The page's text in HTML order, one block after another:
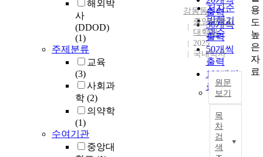
해외박
사
(DDOD)
(1)
주제분류
교육
(3)
사회과
학 (2)
의약학
(1)
수여기관
중앙대
저자순
발행기
관순
출력
30개씩
출력
50개씩
출력
100개씩
출력
강동동
중앙대학교
대학원
2025
국내박사
원문
보기
목
차
검
색
용
도
높
은
자
료